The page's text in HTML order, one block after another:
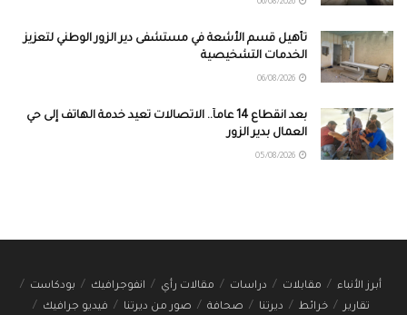
تأهيل قسم الأشعة في مستشفى دير الزور الوطني لتعزيز
الخدمات التشخيصية
بعد انقطاع 14 عاماً.. الاتصالات تعيد خدمة الهاتف إلى حي
العمال بدير الزور
أبرز الأنباء مقابلات دراسات مقالات رأي انفوجرافيك
بودكاست
تقارير
خرائط ديرتنا صحافة صور من ديرتنا فيديو جرافيك